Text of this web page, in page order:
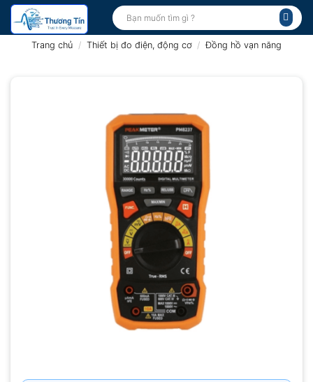
Bỏ
qua
Tìm
kiếm:
Trang chủ / Thiết bị đo điện, động cơ / Đồng hồ vạn năng